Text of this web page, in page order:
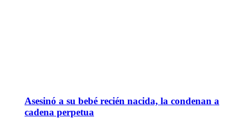
Asesinó a su bebé recién nacida, la condenan a
cadena perpetua